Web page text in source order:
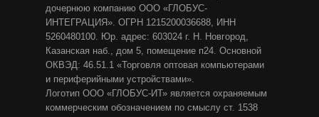
дочернюю компанию ООО «ГЛОБУС-
ИНТЕГРАЦИЯ». ОГРН 1215200036688, ИНН
5260480100. Юр. адрес: 603024 г. Н. Новгород,
Казанская наб., дом 5, помещение п24. Основной
ОКВЭД: 46.51.1 «Торговля оптовая компьютерами
и периферийными устройствами».
Логотип ООО «ГЛОБУС-ИТ» является охраняемым
коммерческим обозначением по смыслу ст. 1538